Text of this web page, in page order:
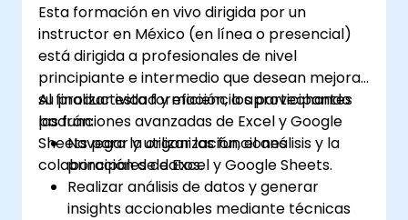
Esta formación en vivo dirigida por un
instructor en México (en línea o presencial)
está dirigida a profesionales de nivel
principiante e intermedio que desean mejorar
su productividad y eficiencia aprovechando
las funciones avanzadas de Excel y Google
Sheets para la organización, el análisis y la
colaboración de datos.
Al finalizar esta formación, los participantes
podrán:
Navegar y utilizar las funciones
principales de Excel y Google Sheets.
Realizar análisis de datos y generar
insights accionables mediante técnicas